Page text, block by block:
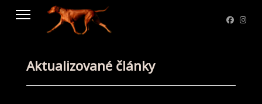
Aktualizované články